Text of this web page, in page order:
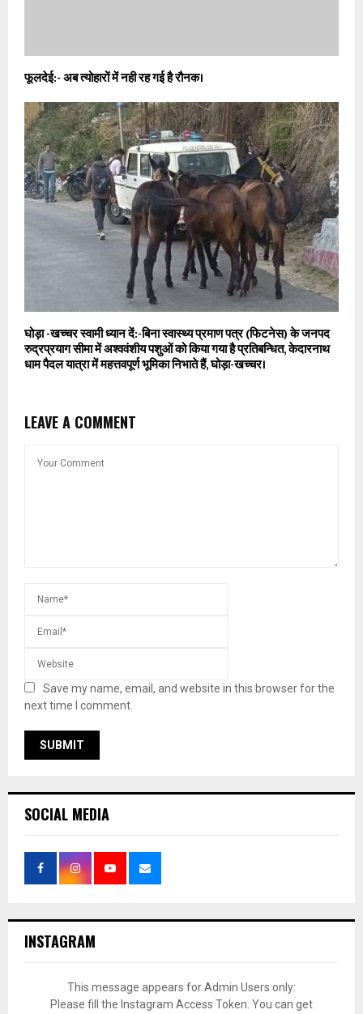
फूलदेई:- अब त्योहारों में नही रह गई है रौनक।
घोड़ा -खच्चर स्वामी ध्यान दें:-बिना स्वास्थ्य प्रमाण पत्र (फिटनेस) के जनपद
रुद्रप्रयाग सीमा में अश्ववंशीय पशुओं को किया गया है प्रतिबन्धित, केदारनाथ
धाम पैदल यात्रा में महत्तवपूर्ण भूमिका निभाते हैं, घोड़ा-खच्चर।
LEAVE A COMMENT
Save my name, email, and website in this browser for the
next time I comment.
SOCIAL MEDIA
INSTAGRAM
This message appears for Admin Users only:
Please fill the Instagram Access Token. You can get